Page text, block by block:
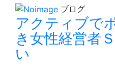
ブログ
アクティブで
き女性経営者
い